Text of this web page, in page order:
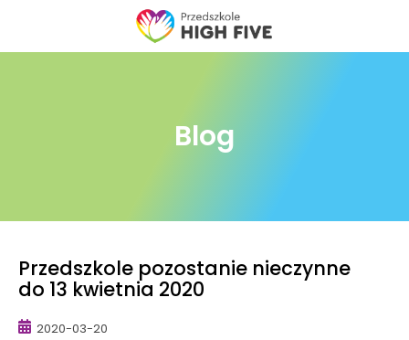
Blog
Przedszkole pozostanie nieczynne
do 13 kwietnia 2020
2020-03-20